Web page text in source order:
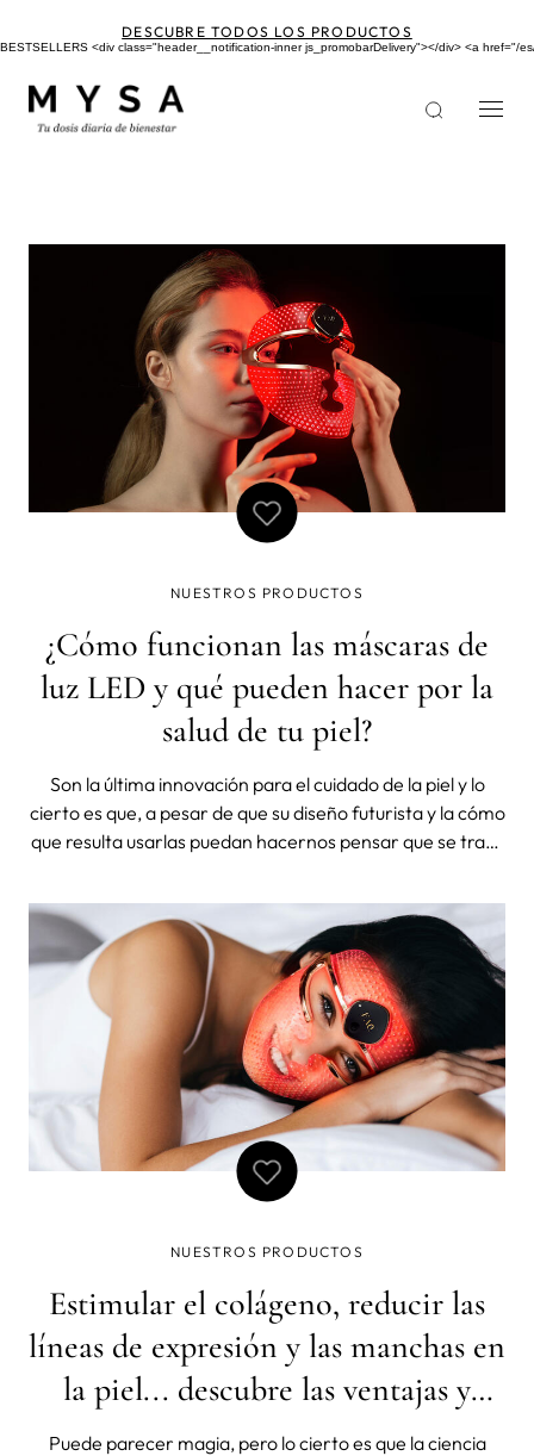
contenido
NUESTROS PRODUCTOS
¿Cómo funcionan las máscaras de
luz LED y qué pueden hacer por la
salud de tu piel?
Son la última innovación para el cuidado de la piel y lo
cierto es que, a pesar de que su diseño futurista y la cómo
que resulta usarlas puedan hacernos pensar que se trata
la funcionalidad, las máscaras de luz LED están
demostrado ser,
NUESTROS PRODUCTOS
Estimular el colágeno, reducir las
líneas de expresión y las manchas en
la piel... descubre las ventajas y
beneficios de las máscaras LED
Puede parecer magia, pero lo cierto es que la ciencia
DESCUBRE TODOS LOS PRODUCTOS
BESTSELLERS <div class="header__notification-inner js_promobarDelivery"></div> <a href="/